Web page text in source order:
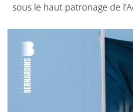
sous le haut patronage de